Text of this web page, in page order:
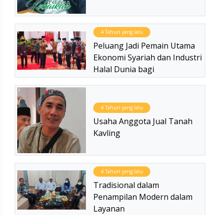
4 Tahun yang lalu
Peluang Jadi Pemain Utama
Ekonomi Syariah dan Industri
Halal Dunia bagi
4 Tahun yang lalu
Usaha Anggota Jual Tanah
Kavling
4 Tahun yang lalu
Tradisional dalam
Penampilan Modern dalam
Layanan